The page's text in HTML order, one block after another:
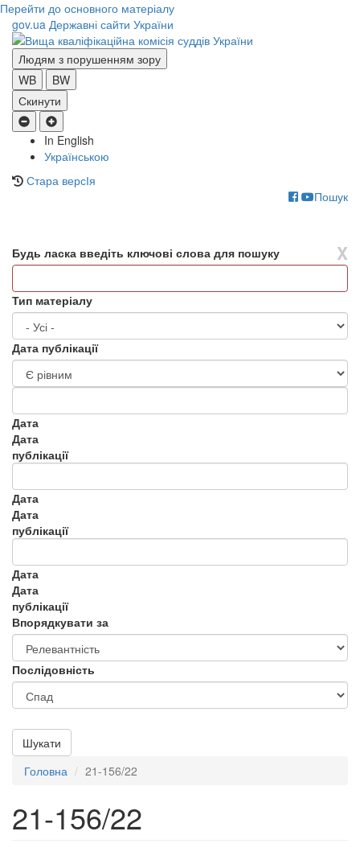
Перейти до основного матеріалу
gov.ua Державні сайти України
Людям з порушенням зору
WB
BW
Скинути
In English
Українською
Стара версІя
Пошук
X
Будь ласка введіть ключові слова для пошуку
Тип матеріалу
Дата публікації
Дата
Дата
публікації
Дата
Дата
публікації
Дата
Дата
публікації
Впорядкувати за
Послідовність
Шукати
Головна
21-156/22
21-156/22